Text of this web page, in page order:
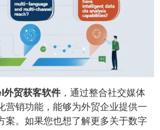
贸获客软件，通过整合社交媒体
营销功能，能够为外贸企业提供一
案。如果您也想了解更多关于数字